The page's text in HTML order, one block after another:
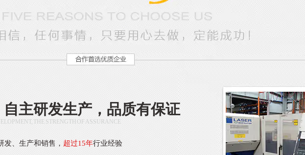
主研发生产，品质有保证
THE STRENGTH OF ASSURANCE
发、生产和销售，超过15年行业经验